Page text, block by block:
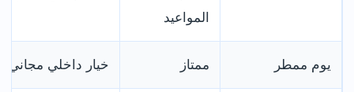
المواعيد
يوم ممطر ممتاز خيار داخلي